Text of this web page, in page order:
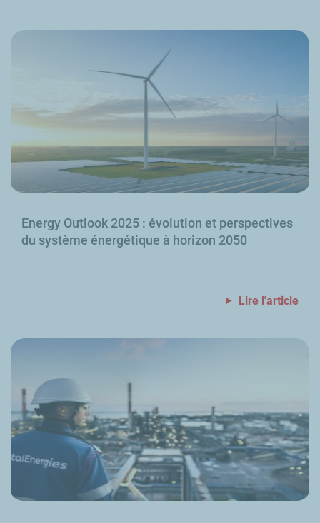
Energy Outlook 2025 : évolution et perspectives
du système énergétique à horizon 2050
Lire l'article